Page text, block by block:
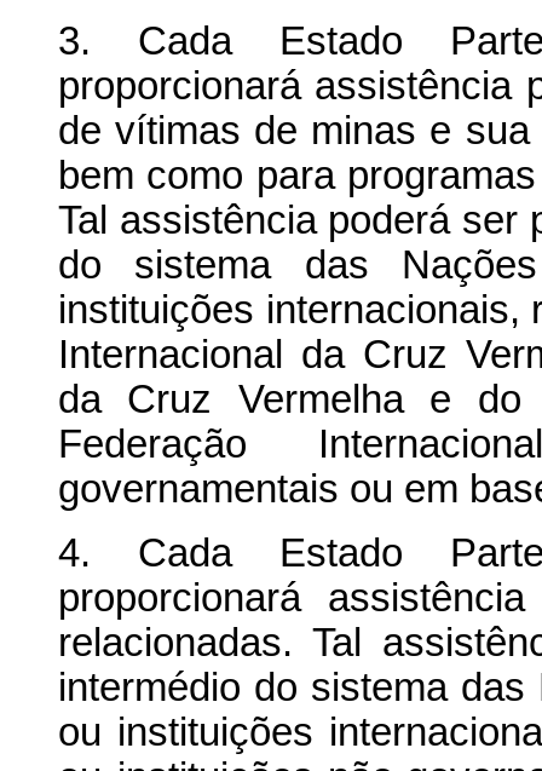
3. Cada Estado
proporcionará assistência
de vítimas de minas e
bem como para
Tal assistência poderá ser
do sistema das
instituições internacionais,
Internacional da Cruz
da Cruz Vermelha e do
Federação
governamentais ou em
4. Cada Estado
proporcionará
relacionadas. Tal
intermédio do sistema
ou instituições